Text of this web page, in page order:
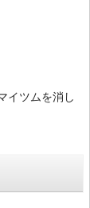
イツムを消し